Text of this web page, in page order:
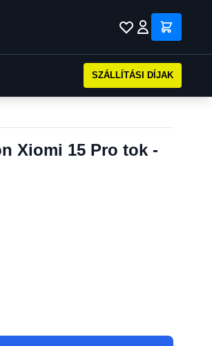
SZÁLLÍTÁSI DÍJAK
Xiomi 15 Pro tok -